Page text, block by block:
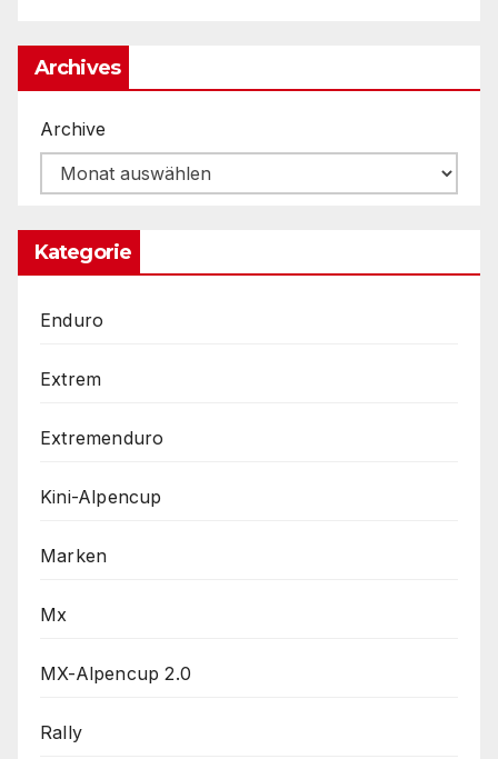
Archives
Archive
Kategorie
Enduro
Extrem
Extremenduro
Kini-Alpencup
Marken
Mx
MX-Alpencup 2.0
Rally